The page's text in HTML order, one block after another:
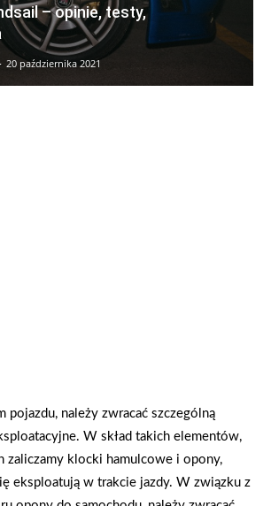
– opinie, testy,
20 października 2021
pojazdu, należy zwracać szczególną
W skład takich elementów,
zaliczamy klocki hamulcowe i opony,
eksploatują w trakcie jazdy. W związku z